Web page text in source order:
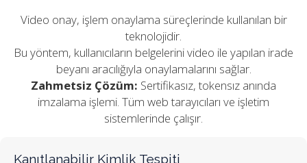
Video onay, işlem onaylama süreçlerinde kullanılan bir
teknolojidir.
Bu yöntem, kullanıcıların belgelerini video ile yapılan irade
beyanı aracılığıyla onaylamalarını sağlar.
Zahmetsiz Çözüm: Sertifikasız, tokensız anında
imzalama işlemi. Tüm web tarayıcıları ve işletim
sistemlerinde çalışır.
Kanıtlanabilir Kimlik Tespiti